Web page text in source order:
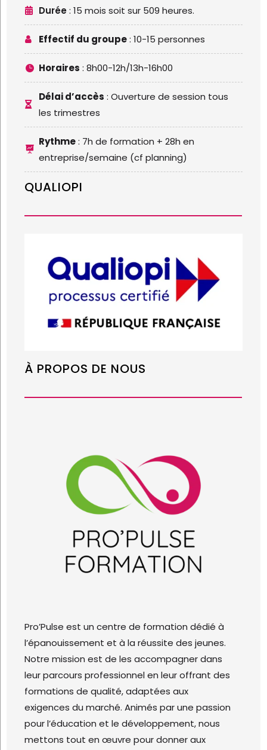
 Durée: 15 mois soit sur 509 heures.
 Effectif du groupe: 10-15 personnes
 Horaires : 8h00-12h/13h-16h00

Délai d’accès : Ouverture de session tous
les trimestres

Rythme: 7h de formation + 28h en
entreprise/semaine (cf planning)
QUALIOPI
À PROPOS DE NOUS
Pro’Pulse est un centre de formation dédié à
l’épanouissement et à la réussite des jeunes.
Notre mission est de les accompagner dans
leur parcours professionnel en leur offrant des
formations de qualité, adaptées aux
exigences du marché. Animés par une passion
pour l’éducation et le développement, nous
mettons tout en œuvre pour donner aux